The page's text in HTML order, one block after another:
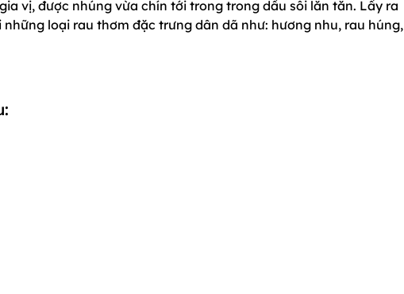
vị, được nhúng vừa chín tới trong trong dầu sôi lăn tăn. Lấy ra
loại rau thơm đặc trưng dân dã như: hương nhu, rau húng,